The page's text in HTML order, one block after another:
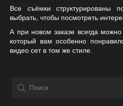
Все съёмки структурированы
выбрать, чтобы посмотреть
А при новом заказе всегда
который вам особенно
видео сет в том же стиле.